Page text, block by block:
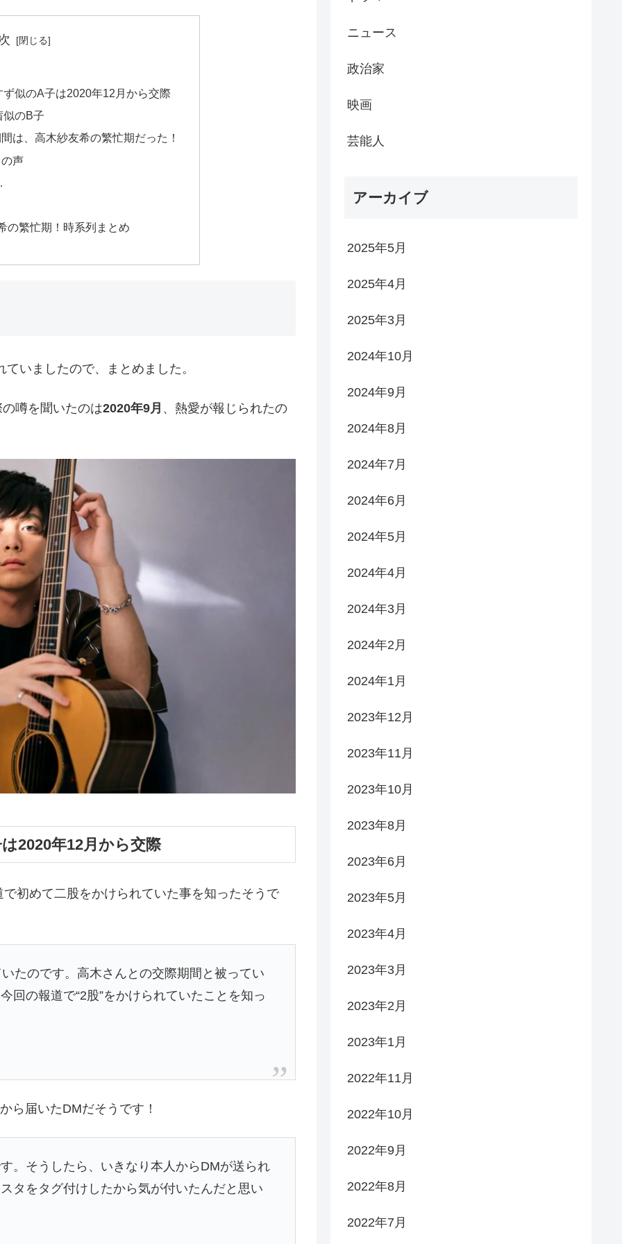
似のA子は2020年12月から交際
似のB子
は、高木紗友希の繁忙期だった！
声
の繁忙期！時系列まとめ
いましたので、まとめました。
噂を聞いたのは2020年9月 、熱愛が報じられたの
2020年12月から交際
初めて二股をかけられていた事を知ったそうで
たのです。高木さんとの交際期間と被ってい
の報道で“2股”をかけられていたことを知っ
ら届いたDMだそうです！
。そうしたら、いきなり本人からDMが送られ
タをタグ付けしたから気が付いたんだと思い
ニュース
政治家
映画
芸能人
アーカイブ
2025年5月
2025年4月
2025年3月
2024年10月
2024年9月
2024年8月
2024年7月
2024年6月
2024年5月
2024年4月
2024年3月
2024年2月
2024年1月
2023年12月
2023年11月
2023年10月
2023年8月
2023年6月
2023年5月
2023年4月
2023年3月
2023年2月
2023年1月
2022年11月
2022年10月
2022年9月
2022年8月
2022年7月